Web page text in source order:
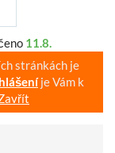
11.8.
stránkách je
je Vám k